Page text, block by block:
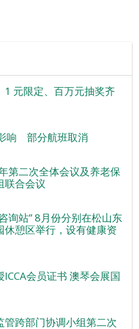
元限定、百万元抽奖齐
响 部分航班取消
第二次全体会议及养老保
联合会议
询站” 8月份分别在松山东
憩区举行，设有健康资
会员证书 澳琴会展国
跨部门协调小组第二次